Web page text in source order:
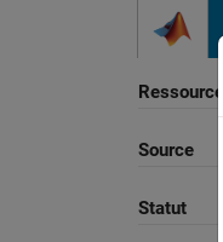
Ressource
Source
Statut